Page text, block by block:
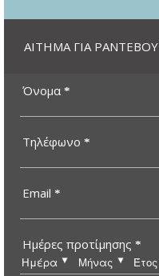
ΑΙΤΗΜΑ ΓΙΑ ΡΑΝΤΕΒΟΥ
Όνομα *
Τηλέφωνο *
Email *
Ημέρες προτίμησης *
Ημέρα Μήνας Έτος